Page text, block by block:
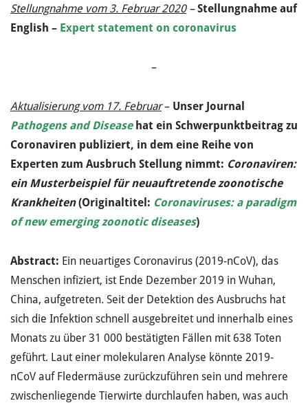
Stellungnahme vom 3. Februar 2020 –Stellungnahme auf
English – Expert statement on coronavirus
–
Aktualisierung vom 17. Februar– Unser Journal
Pathogens and Diseasehat ein Schwerpunktbeitrag zu
Coronaviren publiziert, in dem eine Reihe von
Experten zum Ausbruch Stellung nimmt: Coronaviren:
ein Musterbeispiel für neuauftretende zoonotische
Krankheiten(Originaltitel: Coronaviruses: a paradigm
of new emerging zoonotic diseases)
Abstract: Ein neuartiges Coronavirus (2019-nCoV), das
Menschen infiziert, ist Ende Dezember 2019 in Wuhan,
China, aufgetreten. Seit der Detektion des Ausbruchs hat
sich die Infektion schnell ausgebreitet und innerhalb eines
Monats zu über 31 000 bestätigten Fällen mit 638 Toten
geführt. Laut einer molekularen Analyse könnte 2019-
nCoV auf Fledermäuse zurückzuführen sein und mehrere
zwischenliegende Tierwirte durchlaufen haben, was auch